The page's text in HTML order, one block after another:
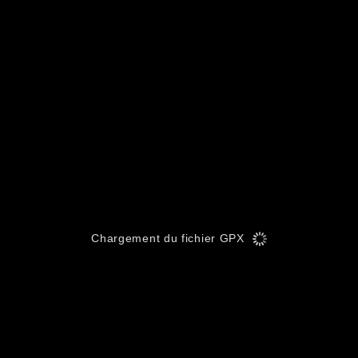
Chargement du fichier GPX